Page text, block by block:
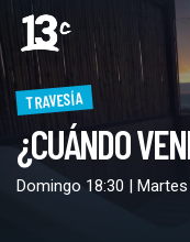
TRAVESÍA
¿CUÁNDO
Domingo 18:30 |